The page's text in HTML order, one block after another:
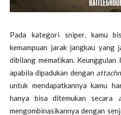
Pada kategori sniper, kamu
kemampuan jarak jangkau yang
dibilang mematikan. Keunggulan
apabila dipadukan dengan
untuk mendapatkannya kamu
hanya bisa ditemukan secara
mengombinasikannya dengan